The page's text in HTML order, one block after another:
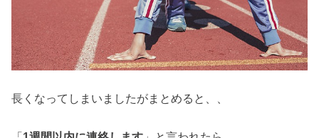
長くなってしまいましたがまとめると、、